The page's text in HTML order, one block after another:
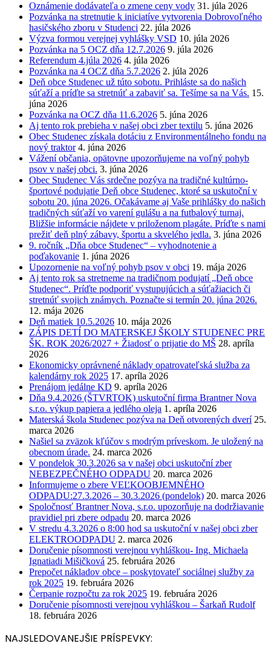
Oznámenie dodávateľa o zmene ceny vody 31. júla 2026
Pozvánka na stretnutie k iniciatíve vytvorenia Dobrovoľného
hasičského zboru v Studenci 22. júla 2026
Výzva formou verejnej vyhlášky VSD 10. júla 2026
Pozvánka na 5 OCZ dňa 12.7.2026 9. júla 2026
Referendum 4.júla 2026 4. júla 2026
Pozvánka na 4 OCZ dňa 5.7.2026 2. júla 2026
Deň obce Studenec už túto sobotu. Prihláste sa do našich
súťaží a príďte sa stretnúť a zabaviť sa. Tešíme sa na Vás. 15.
júna 2026
Pozvánka na OCZ dňa 11.6.2026 5. júna 2026
Aj tento rok prebieha v našej obci zber textilu 5. júna 2026
Obec Studenec získala dotáciu z Environmentálneho fondu na
nový traktor 4. júna 2026
Vážení občania, opätovne upozorňujeme na voľný pohyb
psov v našej obci. 3. júna 2026
Obec Studenec Vás srdečne pozýva na tradičné kultúrno-
športové podujatie Deň obce Studenec, ktoré sa uskutoční v
sobotu 20. júna 2026. Očakávame aj Vaše prihlášky do našich
tradičných súťaží vo varení gulášu a na futbalový turnaj.
Bližšie informácie nájdete v priloženom plagáte. Príďte s nami
prežiť deň plný zábavy, športu a skvelého jedla. 3. júna 2026
9. ročník „Dňa obce Studenec“ – vyhodnotenie a
poďakovanie 1. júna 2026
Upozornenie na voľný pohyb psov v obci 19. mája 2026
Aj tento rok sa stretneme na tradičnom podujatí „Deň obce
Studenec“. Príďte podporiť vystupujúcich a súťažiacich či
stretnúť svojich známych. Poznačte si termín 20. júna 2026.
12. mája 2026
Deň matiek 10.5.2026 10. mája 2026
ZÁPIS DETÍ DO MATERSKEJ ŠKOLY STUDENEC PRE
ŠK. ROK 2026/2027 + Žiadosť o prijatie do MŠ 28. apríla
2026
Ekonomicky oprávnené náklady opatrovateľská služba za
kalendárny rok 2025 17. apríla 2026
Prenájom jedálne KD 9. apríla 2026
Dňa 9.4.2026 (ŠTVRTOK) uskutoční firma Brantner Nova
s.r.o. výkup papiera a jedlého oleja 1. apríla 2026
Materská škola Studenec pozýva na Deň otvorených dverí 25.
marca 2026
Našiel sa zväzok kľúčov s modrým príveskom. Je uložený na
obecnom úrade. 24. marca 2026
V pondelok 30.3.2026 sa v našej obci uskutoční zber
NEBEZPEČNÉHO ODPADU 20. marca 2026
Informujeme o zbere VEĽKOOBJEMNÉHO
ODPADU:27.3.2026 – 30.3.2026 (pondelok) 20. marca 2026
Spoločnosť Brantner Nova, s.r.o. upozorňuje na dodržiavanie
pravidiel pri zbere odpadu 20. marca 2026
V stredu 4.3.2026 o 8:00 hod sa uskutoční v našej obci zber
ELEKTROODPADU 2. marca 2026
Doručenie písomnosti verejnou vyhláškou- Ing. Michaela
Ignatiadi Mišičková 25. februára 2026
Prepočet nákladov obce – poskytovateľ sociálnej služby za
rok 2025 19. februára 2026
Čerpanie rozpočtu za rok 2025 19. februára 2026
Doručenie písomnosti verejnou vyhláškou – Šarkaň Rudolf
18. februára 2026
NAJSLEDOVANEJŠIE PRÍSPEVKY: